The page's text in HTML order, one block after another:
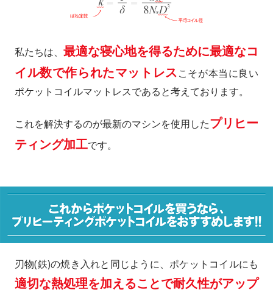
私たちは、 最適な寝心地を得るために最適なコ
イル数で作られたマットレスこそが本当に良い
ポケットコイルマットレスであると考えております。
これを解決するのが最新のマシンを使用したプリヒー
ティング加工です。
刃物(鉄)の焼き入れと同じように、ポケットコイルにも
適切な熱処理を加えることで耐久性がアップ